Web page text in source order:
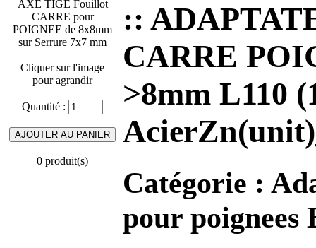
Cliquer sur l'image
pour agrandir
Quantité :
0 produit(s)
::
CARRE
>8mm L110
Catégorie :
pour poignees